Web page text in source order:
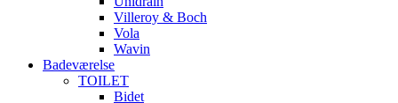
Villeroy & Boch
Vola
Wavin
Badeværelse
TOILET
Bidet